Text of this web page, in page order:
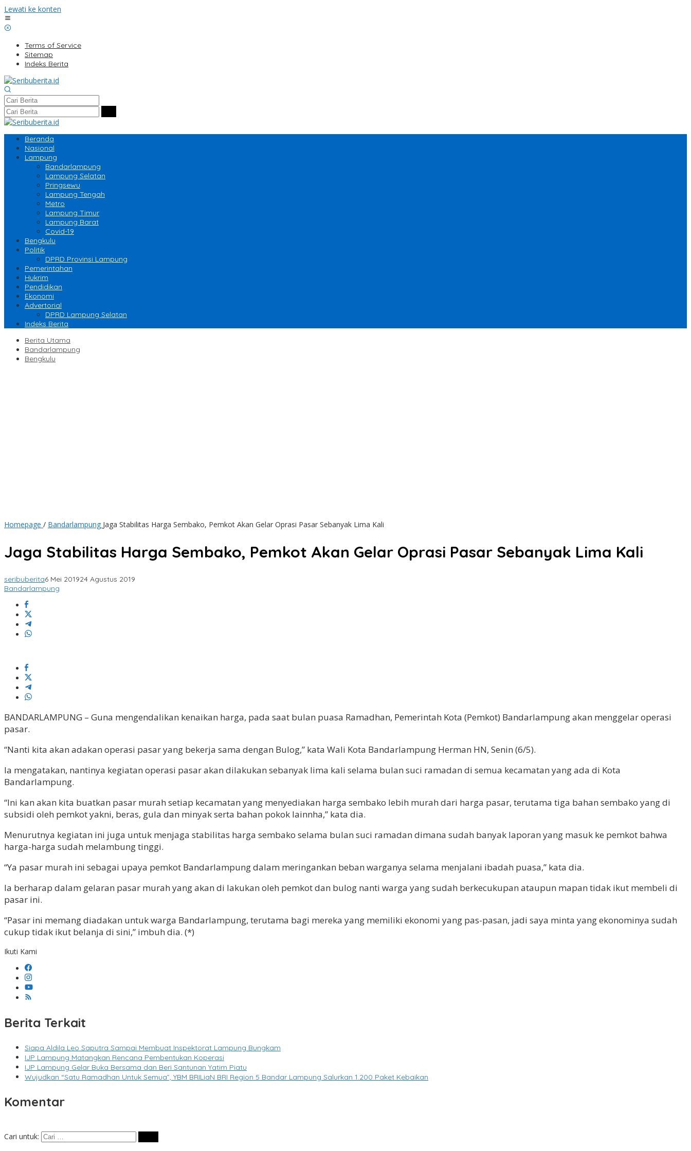
Lewati ke konten
Terms of Service
Sitemap
Indeks Berita
Beranda
Nasional
Lampung
Bandarlampung
Lampung Selatan
Pringsewu
Lampung Tengah
Metro
Lampung Timur
Lampung Barat
Covid-19
Bengkulu
Politik
DPRD Provinsi Lampung
Pemerintahan
Hukrim
Pendidikan
Ekonomi
Advertorial
DPRD Lampung Selatan
Indeks Berita
Berita Utama
Bandarlampung
Bengkulu
Homepage / Bandarlampung Jaga Stabilitas Harga Sembako, Pemkot Akan Gelar Oprasi Pasar Sebanyak Lima Kali
Jaga Stabilitas Harga Sembako, Pemkot Akan Gelar Oprasi Pasar Sebanyak Lima Kali
seribuberita6 Mei 201924 Agustus 2019
Bandarlampung
BANDARLAMPUNG – Guna mengendalikan kenaikan harga, pada saat bulan puasa Ramadhan, Pemerintah Kota (Pemkot) Bandarlampung akan menggelar operasi
pasar.
“Nanti kita akan adakan operasi pasar yang bekerja sama dengan Bulog,” kata Wali Kota Bandarlampung Herman HN, Senin (6/5).
Ia mengatakan, nantinya kegiatan operasi pasar akan dilakukan sebanyak lima kali selama bulan suci ramadan di semua kecamatan yang ada di Kota
Bandarlampung.
“Ini kan akan kita buatkan pasar murah setiap kecamatan yang menyediakan harga sembako lebih murah dari harga pasar, terutama tiga bahan sembako yang di
subsidi oleh pemkot yakni, beras, gula dan minyak serta bahan pokok lainnha,” kata dia.
Menurutnya kegiatan ini juga untuk menjaga stabilitas harga sembako selama bulan suci ramadan dimana sudah banyak laporan yang masuk ke pemkot bahwa
harga-harga sudah melambung tinggi.
“Ya pasar murah ini sebagai upaya pemkot Bandarlampung dalam meringankan beban warganya selama menjalani ibadah puasa,” kata dia.
Ia berharap dalam gelaran pasar murah yang akan di lakukan oleh pemkot dan bulog nanti warga yang sudah berkecukupan ataupun mapan tidak ikut membeli di
pasar ini.
“Pasar ini memang diadakan untuk warga Bandarlampung, terutama bagi mereka yang memiliki ekonomi yang pas-pasan, jadi saya minta yang ekonominya sudah
cukup tidak ikut belanja di sini,” imbuh dia. (*)
Ikuti Kami
Berita Terkait
Siapa Aldila Leo Saputra Sampai Membuat Inspektorat Lampung Bungkam
IJP Lampung Matangkan Rencana Pembentukan Koperasi
IJP Lampung Gelar Buka Bersama dan Beri Santunan Yatim Piatu
Wujudkan “Satu Ramadhan Untuk Semua”, YBM BRILiaN BRI Region 5 Bandar Lampung Salurkan 1.200 Paket Kebaikan
Komentar
Cari untuk: